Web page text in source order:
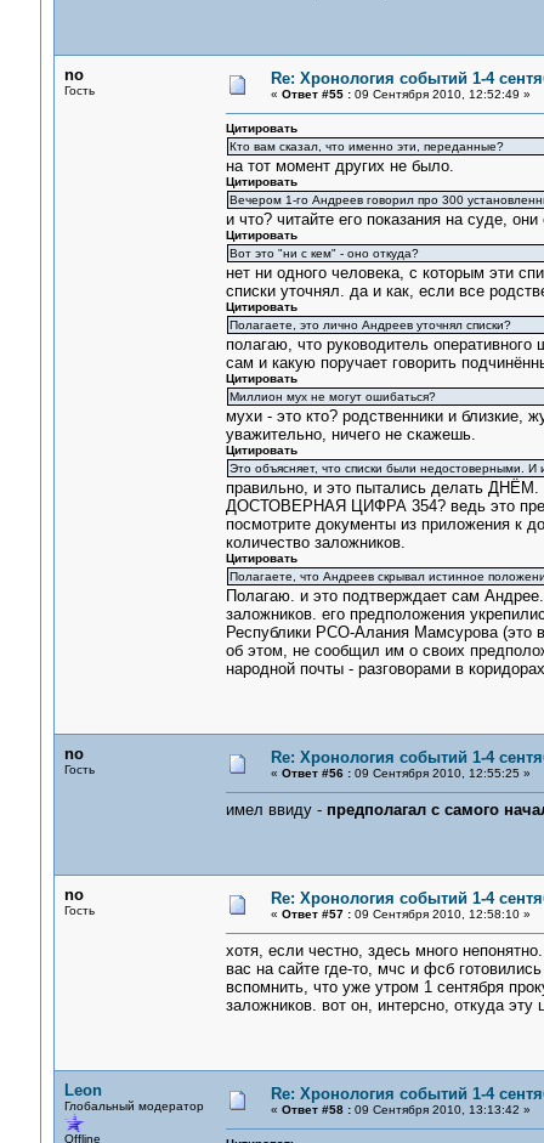
no
Гость
Re: Хронология событий 1-4
« Ответ #55 :09 Сентября 2010, 12:52:49 »
Цитировать
Кто вам сказал, что именно эти, переданные?
на тот момент других не было.
Цитировать
Вечером 1-го Андреев говорил про 300
и что? читайте его показания на суде,
Цитировать
Вот это "ни с кем" - оно откуда?
нет ни одного человека, с которым эти
списки уточнял. да и как, если все
Цитировать
Полагаете, это лично Андреев уточнял списки?
полагаю, что руководитель
сам и какую поручает говорить
Цитировать
Миллион мух не могут ошибаться?
мухи - это кто? родственники и близкие,
уважительно, ничего не скажешь.
Цитировать
Это объясняет, что списки были недостоверными. И
правильно, и это пытались делать ДНЁМ.
ДОСТОВЕРНАЯ ЦИФРА 354? ведь это
посмотрите документы из приложения к
количество заложников.
Цитировать
Полагаете, что Андреев скрывал истинное
Полагаю. и это подтверждает сам
заложников. его предположения
Республики РСО-Алания Мамсурова (это
об этом, не сообщил им о своих
народной почты - разговорами в
no
Гость
Re: Хронология событий 1-4
« Ответ #56 :09 Сентября 2010, 12:55:25 »
имел ввиду - предполагал с самого
no
Гость
Re: Хронология событий 1-4
« Ответ #57 :09 Сентября 2010, 12:58:10 »
хотя, если честно, здесь много
вас на сайте где-то, мчс и фсб
вспомнить, что уже утром 1 сентября
заложников. вот он, интерсно, откуда
Leon
Глобальный модератор
Offline
Re: Хронология событий 1-4
« Ответ #58 :09 Сентября 2010, 13:13:42 »